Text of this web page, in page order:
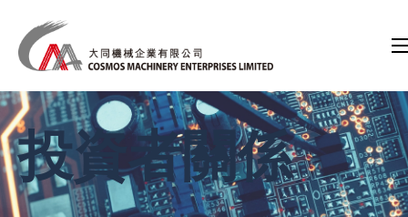
投資者關係